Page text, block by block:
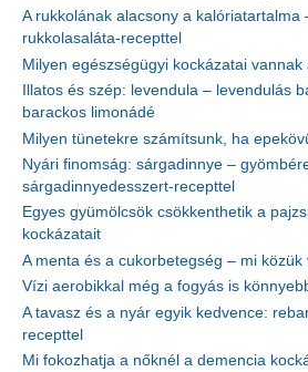
A rukkolának alacsony a kalóriatartalma
rukkolasaláta-recepttel
Milyen egészségügyi kockázatai
Illatos és szép: levendula – levendulás
barackos limonádé
Milyen tünetekre számítsunk, ha
Nyári finomság: sárgadinnye –
sárgadinnyedesszert-recepttel
Egyes gyümölcsök csökkenthetik a
kockázatait
A menta és a cukorbetegség – mi
Vízi aerobikkal még a fogyás is
A tavasz és a nyár egyik kedvence:
recepttel
Mi fokozhatja a nőknél a demencia